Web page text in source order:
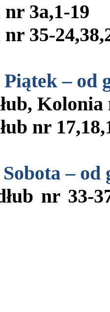
3a,1-19
35-
Piątek – od
Kolonia
nr
– od
nr 33-